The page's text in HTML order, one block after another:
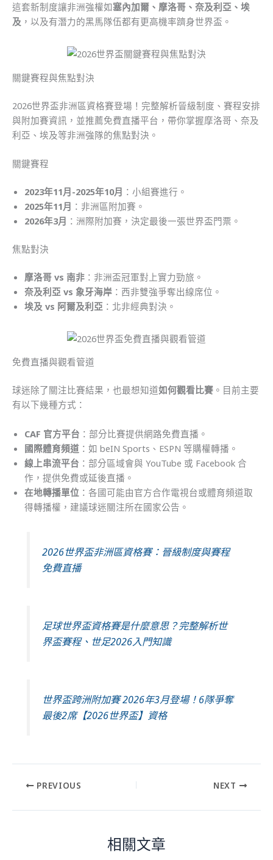
這套新制度讓非洲強權如塞內加爾、摩洛哥、奈及利亞、埃
及 ，以及有潛力的黑馬隊伍都有更高機率躋身世界盃。
關鍵賽程與焦點對決
2026世界盃非洲區資格賽登場！完整解析晉級制度、賽程安排
與附加賽資訊，並推薦免費直播平台，帶你掌握摩洛哥、奈及
利亞、埃及等非洲強隊的焦點對決。
關鍵賽程
2023年11月-2025年10月 ：小組賽進行。
2025年11月 ：非洲區附加賽。
2026年3月 ：洲際附加賽，決定最後一張世界盃門票。
焦點對決
摩洛哥 vs 南非 ：非洲盃冠軍對上實力勁旅。
奈及利亞 vs 象牙海岸 ：西非雙強爭奪出線席位。
埃及 vs 阿爾及利亞 ：北非經典對決。
免費直播與觀看管道
球迷除了關注比賽結果，也最想知道如何觀看比賽 。目前主要
有以下幾種方式：
CAF 官方平台 ：部分比賽提供網路免費直播。
國際體育頻道 ：如 beIN Sports、ESPN 等購權轉播。
線上串流平台 ：部分區域會與 YouTube 或 Facebook 合
作，提供免費或延後直播。
在地轉播單位 ：各國可能由官方合作電視台或體育頻道取
得轉播權，建議球迷關注所在國家公告。
2026世界盃非洲區資格賽：晉級制度與賽程
免費直播
足球世界盃資格賽是什麼意思？完整解析世
界盃賽程、世足2026入門知識
世界盃跨洲附加賽 2026年3月登場！6隊爭奪
最後2席【2026世界盃】資格
PREVIOUS NEXT
相關文章